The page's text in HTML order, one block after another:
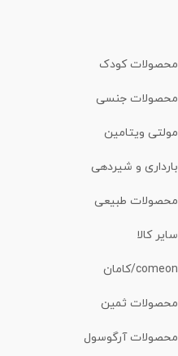
محصولات کودک
محصولات جنسی
مولتی ویتامین
بارداری و شیردهی
محصولات طبیعی
سایر کالا
comeon/کامان
محصولات ثمین
محصولات آرگوسول